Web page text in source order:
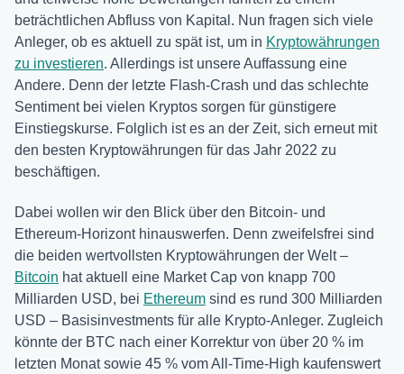
beträchtlichen Abfluss von Kapital. Nun fragen sich viele
Anleger, ob es aktuell zu spät ist, um in Kryptowährungen
zu investieren. Allerdings ist unsere Auffassung eine
Andere. Denn der letzte Flash-Crash und das schlechte
Sentiment bei vielen Kryptos sorgen für günstigere
Einstiegskurse. Folglich ist es an der Zeit, sich erneut mit
den besten Kryptowährungen für das Jahr 2022 zu
beschäftigen.
Dabei wollen wir den Blick über den Bitcoin- und
Ethereum-Horizont hinauswerfen. Denn zweifelsfrei sind
die beiden wertvollsten Kryptowährungen der Welt –
Bitcoin hat aktuell eine Market Cap von knapp 700
Milliarden USD, bei Ethereum sind es rund 300 Milliarden
USD – Basisinvestments für alle Krypto-Anleger. Zugleich
könnte der BTC nach einer Korrektur von über 20 % im
letzten Monat sowie 45 % vom All-Time-High kaufenswert